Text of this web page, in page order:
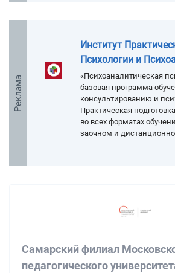
Реклама
Институт
Психологии и
«Психоаналитическая
базовая программа
консультированию и
Практическая
во всех форматах
заочном и
Самарский филиал
педагогического